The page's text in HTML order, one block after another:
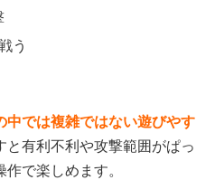
う
中では複雑ではない遊びやす
と有利不利や攻撃範囲がぱっ
で楽しめます。